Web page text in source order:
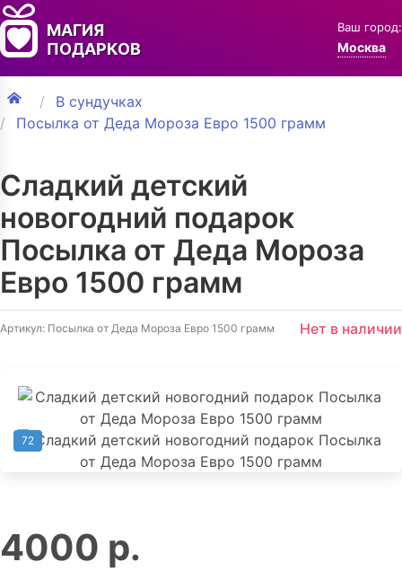
МАГИЯ
ПОДАРКОВ
Ваш город:
Москва
В сундучках
Посылка от Деда Мороза Евро 1500 грамм
Сладкий детский
новогодний подарок
Посылка от Деда Мороза
Евро 1500 грамм
Артикул: Посылка от Деда Мороза Евро 1500 грамм Нет в наличии
72
4000 р.